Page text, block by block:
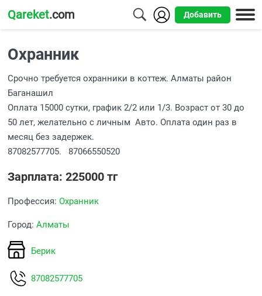
Qareket.com Добавить
Алматы
Астана
Шымкент
Усть-
Каменогорск
Охранник
Срочно требуется охранники в коттеж. Алматы район
Баганашил
Оплата 15000 сутки, график 2/2 или 1/3. Возраст от 30 до
50 лет, желательно с личным Авто. Оплата один раз в
месяц без задержек.
87082577705. 87066550520
Зарплата: 225000 тг
Профессия:Охранник
Город:Алматы
Берик
87082577705